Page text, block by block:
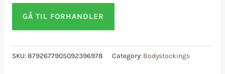
GÅ TIL FORHANDLER
SKU:8792677905092396978 Category: Bodystockings